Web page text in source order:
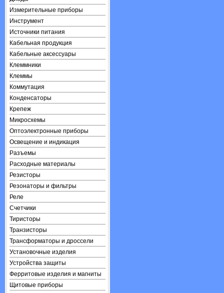
Измерительные приборы
Инструмент
Источники питания
Кабельная продукция
Кабельные аксессуары
Клеммники
Клеммы
Коммутация
Конденсаторы
Крепеж
Микросхемы
Оптоэлектронные приборы
Освещение и индикация
Разъемы
Расходные материалы
Резисторы
Резонаторы и фильтры
Реле
Счетчики
Тиристоры
Транзисторы
Трансформаторы и дроссели
Установочные изделия
Устройства защиты
Ферритовые изделия и магниты
Щитовые приборы